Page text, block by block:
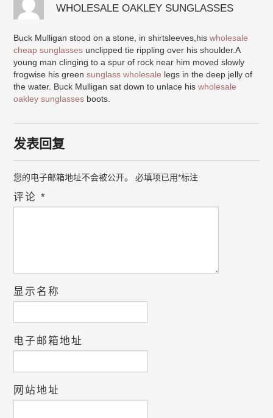
WHOLESALE OAKLEY SUNGLASSES
Buck Mulligan stood on a stone, in shirtsleeves,hiswholesale
cheap sunglasses unclipped tie rippling over his shoulder.A
young man clinging to a spur of rock near him moved slowly
frogwise his greensunglass wholesale legs in the deep jelly of
the water. Buck Mulligan sat down to unlace hiswholesale
oakley sunglasses boots.
发表回复
您的电子邮箱地址不会被公开。 必填项已用*标注
评论*
显示名称
电子邮箱地址
网站地址